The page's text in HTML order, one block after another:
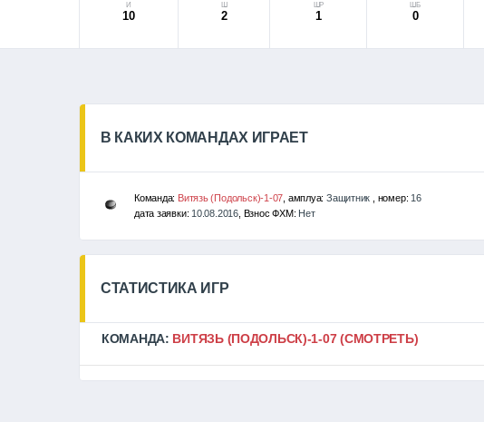
И
10
Ш
2
ШР
1
ШБ
0
В КАКИХ КОМАНДАХ ИГРАЕТ
Команда: Витязь (Подольск)-1-07 , амплуа:Защитник , номер: 16
дата заявки: 10.08.2016, Взнос ФХМ: Нет
СТАТИСТИКА ИГР
КОМАНДА: ВИТЯЗЬ (ПОДОЛЬСК)-1-07 (СМОТРЕТЬ)